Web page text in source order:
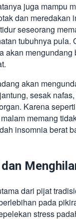
juga mampu
dan meredakan
seseorang
tubuhnya pula.
akan mengundang
akan
sesak
Karena
memang
insomnia berat
dari pijat
pada
stress